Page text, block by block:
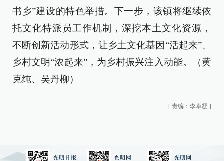
书乡”建设的特色举措。下一步，该镇将继续依
托文化特派员工作机制，深挖本土文化资源，
不断创新活动形式，让乡土文化基因“活起来”、
乡村文明“浓起来”，为乡村振兴注入动能。（黄
克纯、吴丹柳）
[ 责编：李卓凝 ]